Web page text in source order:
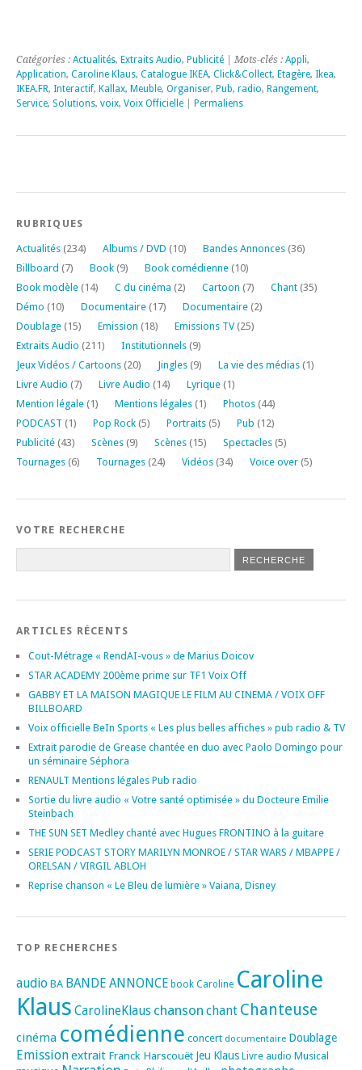
Catégories : Actualités, Extraits Audio, Publicité | Mots-clés : Appli,
Application, Caroline Klaus, Catalogue IKEA, Click&Collect, Etagère, Ikea,
IKEA.FR, Interactif, Kallax, Meuble, Organiser, Pub, radio, Rangement,
Service, Solutions, voix, Voix Officielle Permaliens
RUBRIQUES
Actualités (234) Albums / DVD (10) Bandes Annonces (36)
Billboard (7) Book (9) Book comédienne (10)
Book modèle (14) C du cinéma (2) Cartoon (7) Chant (35)
Démo (10) Documentaire (17) Documentaire (2)
Doublage (15) Emission (18) Emissions TV(25)
Extraits Audio (211) Institutionnels (9)
Jeux Vidéos / Cartoons (20) Jingles (9) La vie des médias (1)
Livre Audio (7) Livre Audio (14) Lyrique (1)
Mention légale (1) Mentions légales (1) Photos (44)
PODCAST (1) Pop Rock (5) Portraits (5) Pub (12)
Publicité (43) Scènes (9) Scènes (15) Spectacles (5)
Tournages (6) Tournages (24) Vidéos (34) Voice over (5)
VOTRE RECHERCHE
ARTICLES RÉCENTS
Cout-Métrage « RendAI-vous » de Marius Doicov
STAR ACADEMY 200ème prime sur TF1 Voix Off
GABBY ET LA MAISON MAGIQUE LE FILM AU CINEMA / VOIX OFF
BILLBOARD
Voix officielle BeIn Sports « Les plus belles affiches » pub radio & TV
Extrait parodie de Grease chantée en duo avec Paolo Domingo pour
un séminaire Séphora
RENAULT Mentions légales Pub radio
Sortie du livre audio « Votre santé optimisée » du Docteure Emilie
Steinbach
THE SUN SET Medley chanté avec Hugues FRONTINO à la guitare
SERIE PODCAST STORY MARILYN MONROE / STAR WARS / MBAPPE /
ORELSAN / VIRGIL ABLOH
Reprise chanson « Le Bleu de lumière » Vaiana, Disney
TOP RECHERCHES
audio BA BANDE ANNONCE book Caroline Caroline
Klaus CarolineKlaus chanson chant Chanteuse
cinéma comédienne concert documentaire Doublage
Emissionextrait Franck Harscouët Jeu Klaus Livre audio Musical